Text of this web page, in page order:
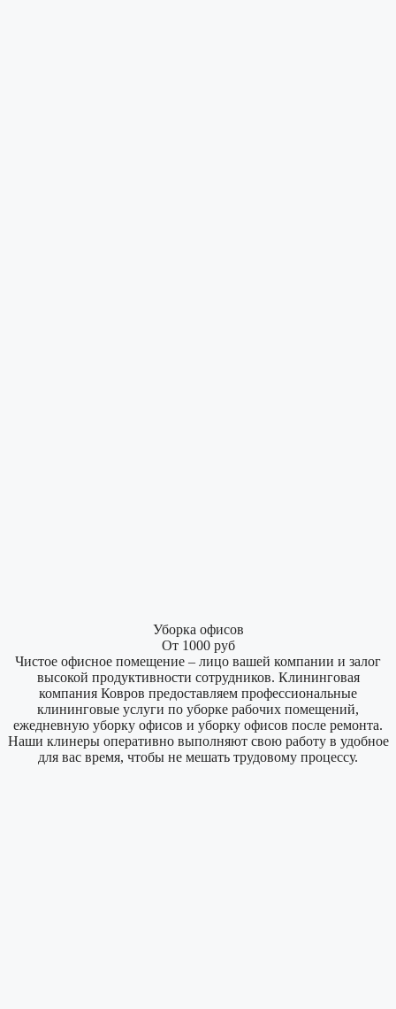
Уборка офисов
От 1000 руб
Чистое офисное помещение – лицо вашей компании и залог
высокой продуктивности сотрудников. Клининговая
компания Ковров предоставляем профессиональные
клининговые услуги по уборке рабочих помещений,
ежедневную уборку офисов и уборку офисов после ремонта.
Наши клинеры оперативно выполняют свою работу в удобное
для вас время, чтобы не мешать трудовому процессу.